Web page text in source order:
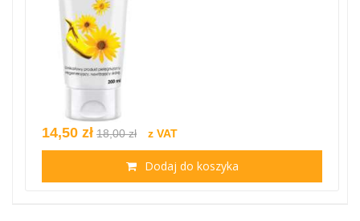
14,50 zł 18,00 zł z VAT
Dodaj do koszyka